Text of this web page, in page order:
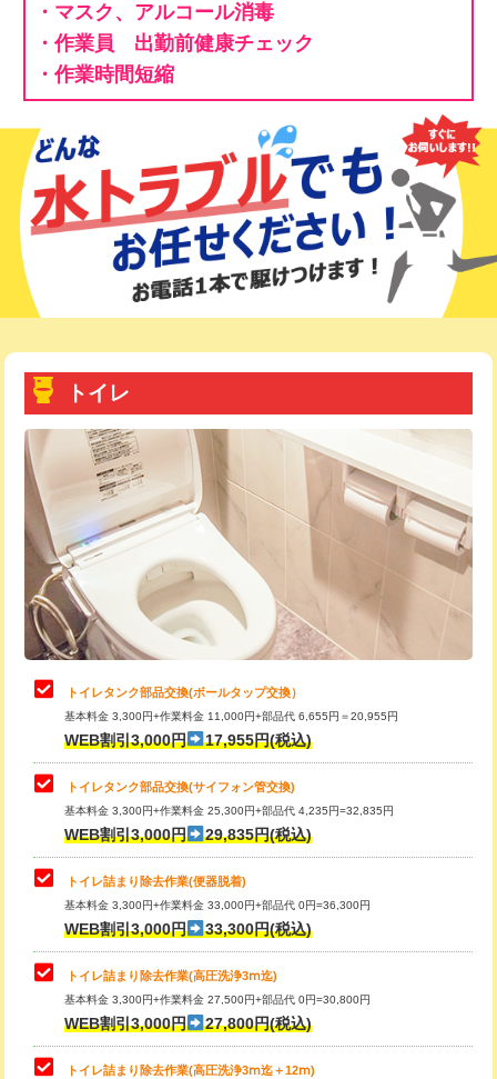
・マスク、アルコール消毒
・作業員 出勤前健康チェック
・作業時間短縮
トイレ
トイレタンク部品交換(ボールタップ交換）
基本料金 3,300円+作業料金 11,000円+部品代 6,655円＝20,955円
WEB割引3,000円 17,955円(税込)
トイレタンク部品交換(サイフォン管交換)
基本料金 3,300円+作業料金 25,300円+部品代 4,235円=32,835円
WEB割引3,000円 29,835円(税込)
トイレ詰まり除去作業(便器脱着)
基本料金 3,300円+作業料金 33,000円+部品代 0円=36,300円
WEB割引3,000円 33,300円(税込)
トイレ詰まり除去作業(高圧洗浄3ⅿ迄)
基本料金 3,300円+作業料金 27,500円+部品代 0円=30,800円
WEB割引3,000円 27,800円(税込)
トイレ詰まり除去作業(高圧洗浄3ⅿ迄＋12ⅿ)